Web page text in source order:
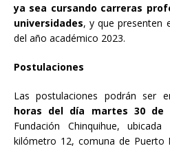
ya sea cursando carreras
universidades, y que presenten
del año académico 2023.
Postulaciones
Las postulaciones podrán ser
horas del día martes 30 de
Fundación Chinquihue,
kilómetro 12, comuna de Puerto